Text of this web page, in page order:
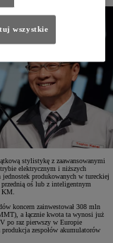
stylistykę z zaawansowanymi
elektrycznym i niższych
produkowanych w tureckiej
oś lub z inteligentnym
KM.
koncern zainwestował 308 mln
a łącznie kwota ta wynosi już
po raz pierwszy w Europie
zespołów akumulatorów
wszystkie